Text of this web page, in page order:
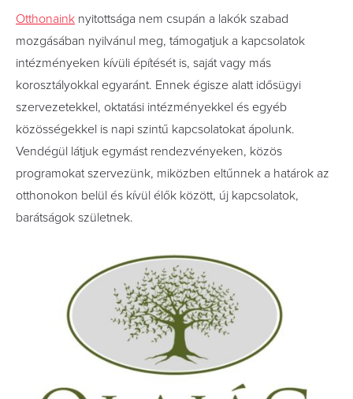
Otthonaink nyitottsága nem csupán a lakók szabad
mozgásában nyilvánul meg, támogatjuk a kapcsolatok
intézményeken kívüli építését is, saját vagy más
korosztályokkal egyaránt. Ennek égisze alatt idősügyi
szervezetekkel, oktatási intézményekkel és egyéb
közösségekkel is napi szintű kapcsolatokat ápolunk.
Vendégül látjuk egymást rendezvényeken, közös
programokat szervezünk, miközben eltűnnek a határok az
otthonokon belül és kívül élők között, új kapcsolatok,
barátságok születnek.